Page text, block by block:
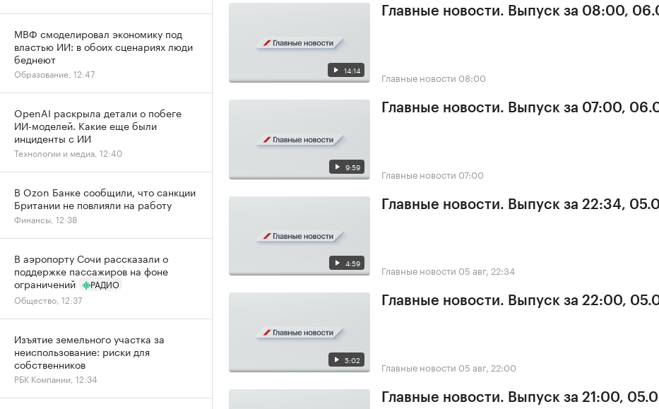
14:14
Главные новости. Выпуск за 08:00,
Главные новости 08:00
9:59
Главные новости. Выпуск за 07:00,
Главные новости 07:00
4:59
Главные новости. Выпуск за 22:34,
Главные новости 05 авг, 22:34
5:02
Главные новости. Выпуск за 22:00,
Главные новости 05 авг, 22:00
Главные новости. Выпуск за 21:00,
МВФ смоделировал экономику под
властью ИИ: в обоих сценариях люди
беднеют
Образование, 12:47
OpenAI раскрыла детали о побеге
ИИ-моделей. Какие еще были
инциденты с ИИ
Технологии и медиа, 12:40
В Ozon Банке сообщили, что санкции
Британии не повлияли на работу
Финансы, 12:38
В аэропорту Сочи рассказали о
поддержке пассажиров на фоне
ограничений
РАДИО
Общество, 12:37
Изъятие земельного участка за
неиспользование: риски для
собственников
РБК Компании, 12:34